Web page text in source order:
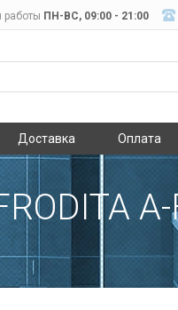
работы ПН-ВC, 09:00 - 21:00
Доставка Оплата